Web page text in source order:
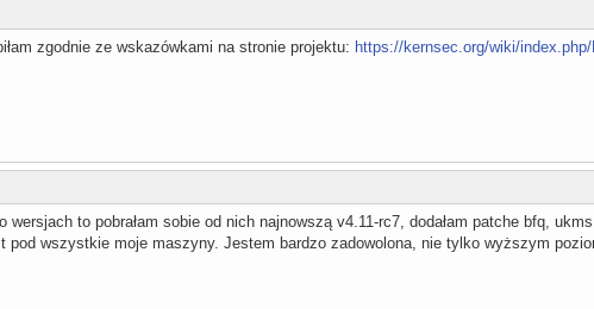
zgodnie ze wskazówkami na stronie projektu: https://kernsec.org/wiki/
wersjach to pobrałam sobie od nich najnowszą v4.11-rc7, dodałam patche bfq,
pod wszystkie moje maszyny. Jestem bardzo zadowolona, nie tylko wyższym